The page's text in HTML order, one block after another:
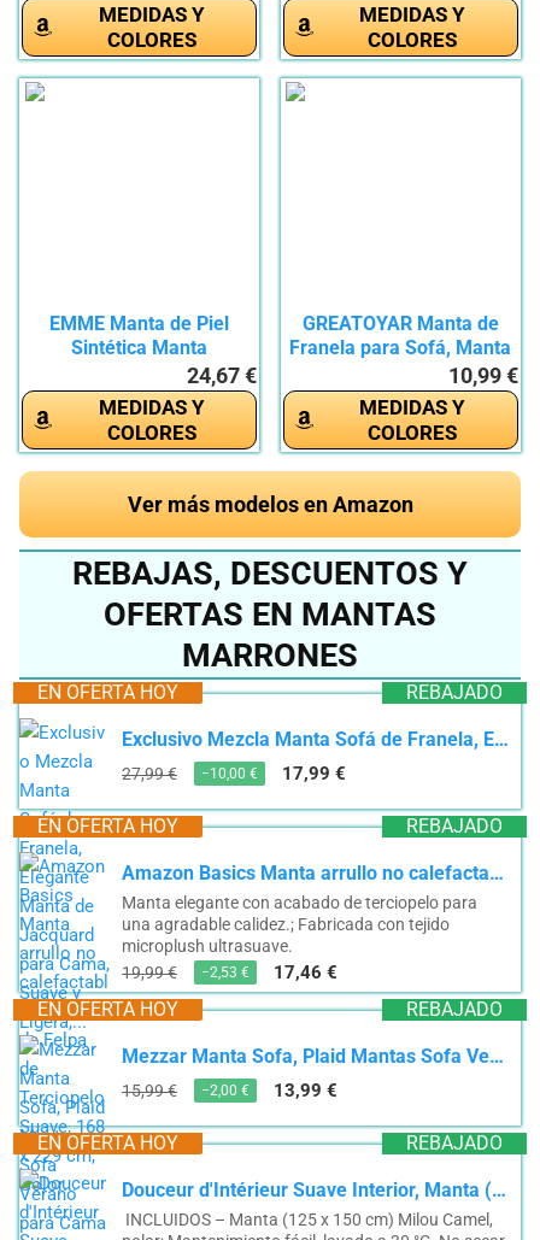
MEDIDAS Y
COLORES
MEDIDAS Y
COLORES
EMME Manta de Piel
Sintética Manta
Esponjosa,...24,67 €
MEDIDAS Y
COLORES
GREATOYAR Manta de
Franela para Sofá, Manta
10,99 €
MEDIDAS Y
COLORES
Ver más modelos en Amazon
REBAJAS, DESCUENTOS Y
OFERTAS EN MANTAS
MARRONES
REBAJADO
EN OFERTA HOY
Exclusivo Mezcla Manta Sofá de Franela, Elegante Manta de Jacquard para Cama, Suave y Ligera,...
27,99 € −10,00 € 17,99 €
REBAJADO
EN OFERTA HOY
Amazon Basics Manta arrullo no calefactable, Hecha de Felpa de Terciopelo Suave, 168 x 229 cm, Color...
Manta elegante con acabado de terciopelo para
una agradable calidez.; Fabricada con tejido
microplush ultrasuave.
19,99 €
−2,53 € 17,46 €
REBAJADO
EN OFERTA HOY
Mezzar Manta Sofa, Plaid Mantas Sofa Verano para Cama Suave y Peluda de Doble Cara para Niños y...
15,99 € −2,00 € 13,99 €
REBAJADO
EN OFERTA HOY
Douceur d'Intérieur Suave Interior, Manta (125 x 150 cm) Milou Camel, Polar
️ INCLUIDOS – Manta (125 x 150 cm) Milou Camel,